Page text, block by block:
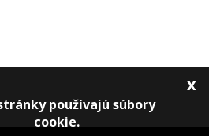
x
používajú súbory
cookie.